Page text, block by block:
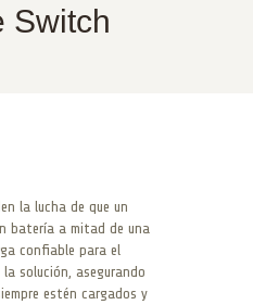
Switch
la lucha de que un
batería a mitad de una
confiable para el
solución, asegurando
estén cargados y